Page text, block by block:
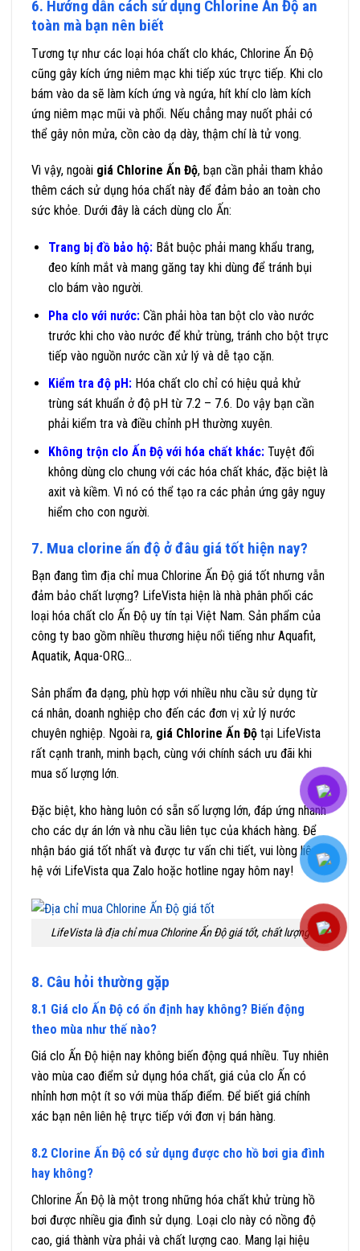
6. Hướng dẫn cách sử dụng Chlorine Ấn Độ an
toàn mà bạn nên biết
Tương tự như các loại hóa chất clo khác, Chlorine Ấn Độ
cũng gây kích ứng niêm mạc khi tiếp xúc trực tiếp. Khi clo
bám vào da sẽ làm kích ứng và ngứa, hít khí clo làm kích
ứng niêm mạc mũi và phổi. Nếu chẳng may nuốt phải có
thể gây nôn mửa, cồn cào dạ dày, thậm chí là tử vong.
Vì vậy, ngoài giá Chlorine Ấn Độ, bạn cần phải tham khảo
thêm cách sử dụng hóa chất này để đảm bảo an toàn cho
sức khỏe. Dưới đây là cách dùng clo Ấn:
Trang bị đồ bảo hộ: Bắt buộc phải mang khẩu trang,
đeo kính mắt và mang găng tay khi dùng để tránh bụi
clo bám vào người.
Pha clo với nước: Cần phải hòa tan bột clo vào nước
trước khi cho vào nước để khử trùng, tránh cho bột trực
tiếp vào nguồn nước cần xử lý và dễ tạo cặn.
Kiểm tra độ pH: Hóa chất clo chỉ có hiệu quả khử
trùng sát khuẩn ở độ pH từ 7.2 – 7.6. Do vậy bạn cần
phải kiểm tra và điều chỉnh pH thường xuyên.
Không trộn clo Ấn Độ với hóa chất khác: Tuyệt đối
không dùng clo chung với các hóa chất khác, đặc biệt là
axit và kiềm. Vì nó có thể tạo ra các phản ứng gây nguy
hiểm cho con người.
7. Mua clorine ấn độ ở đâu giá tốt hiện nay?
Bạn đang tìm địa chỉ mua Chlorine Ấn Độ giá tốt nhưng vẫn
đảm bảo chất lượng? LifeVista hiện là nhà phân phối các
loại hóa chất clo Ấn Độ uy tín tại Việt Nam. Sản phẩm của
công ty bao gồm nhiều thương hiệu nổi tiếng như Aquafit,
Aquatik, Aqua-ORG…
Sản phẩm đa dạng, phù hợp với nhiều nhu cầu sử dụng từ
cá nhân, doanh nghiệp cho đến các đơn vị xử lý nước
chuyên nghiệp. Ngoài ra, giá Chlorine Ấn Độ tại LifeVista
rất cạnh tranh, minh bạch, cùng với chính sách ưu đãi khi
mua số lượng lớn.
Đặc biệt, kho hàng luôn có sẵn số lượng lớn, đáp ứng nhanh
cho các dự án lớn và nhu cầu liên tục của khách hàng. Để
nhận báo giá tốt nhất và được tư vấn chi tiết, vui lòng liên
hệ với LifeVista qua Zalo hoặc hotline ngay hôm nay!
LifeVista là địa chỉ mua Chlorine Ấn Độ giá tốt, chất lượng
8. Câu hỏi thường gặp
8.1 Giá clo Ấn Độ có ổn định hay không? Biến động
theo mùa như thế nào?
Giá clo Ấn Độ hiện nay không biến động quá nhiều. Tuy nhiên
vào mùa cao điểm sử dụng hóa chất, giá của clo Ấn có
nhỉnh hơn một ít so với mùa thấp điểm. Để biết giá chính
xác bạn nên liên hệ trực tiếp với đơn vị bán hàng.
8.2 Clorine Ấn Độ có sử dụng được cho hồ bơi gia đình
hay không?
Chlorine Ấn Độ là một trong những hóa chất khử trùng hồ
bơi được nhiều gia đình sử dụng. Loại clo này có nồng độ
cao, giá thành vừa phải và chất lượng cao. Mang lại hiệu